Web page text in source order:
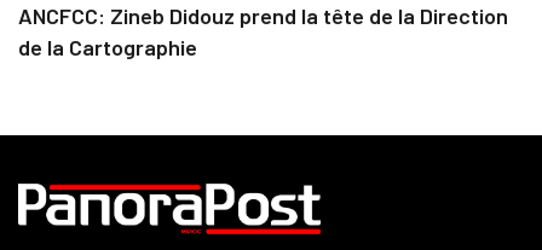
ANCFCC: Zineb Didouz prend la tête de la Direction
de la Cartographie